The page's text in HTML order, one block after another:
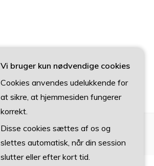
Vi bruger kun nødvendige cookies
Cookies anvendes udelukkende for
at sikre, at hjemmesiden fungerer
korrekt.
Disse cookies sættes af os og
slettes automatisk, når din session
slutter eller efter kort tid.